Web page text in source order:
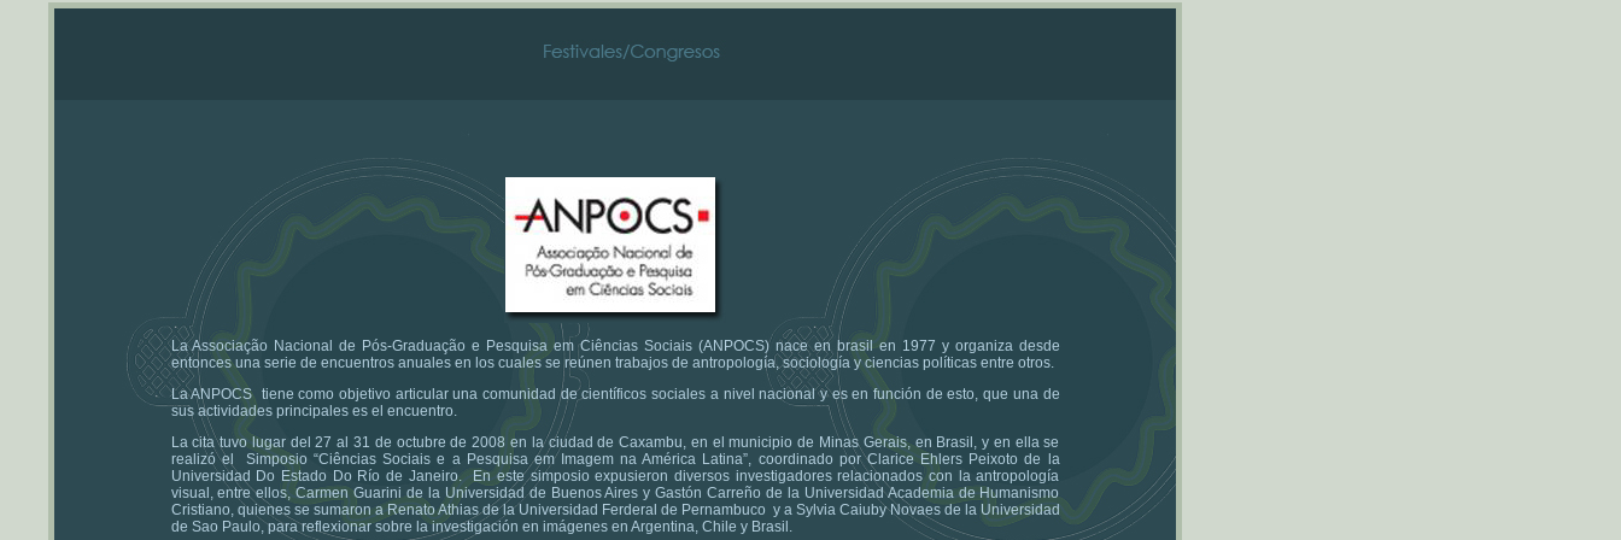
La Associação Nacional de Pós-Graduação e Pesquisa em Ciências Sociais (ANPOCS) nace en brasil en 1977 y organiza desde
entonces una serie de encuentros anuales en los cuales se reúnen trabajos de antropología, sociología y ciencias políticas entre otros.
La ANPOCS tiene como objetivo articular una comunidad de científicos sociales a nivel nacional y es en función de esto, que una de
sus actividades principales es el encuentro.
La cita tuvo lugar del 27 al 31 de octubre de 2008 en la ciudad de Caxambu, en el municipio de Minas Gerais, en Brasil, y en ella se
realizó el Simposio “Ciências Sociais e a Pesquisa em Imagem na América Latina”, coordinado por Clarice Ehlers Peixoto de la
Universidad Do Estado Do Río de Janeiro. En este simposio expusieron diversos investigadores relacionados con la antropología
visual, entre ellos, Carmen Guarini de la Universidad de Buenos Aires y Gastón Carreño de la Universidad Academia de Humanismo
Cristiano, quienes se sumaron a Renato Athias de la Universidad Ferderal de Pernambuco y a Sylvia Caiuby Novaes de la Universidad
de Sao Paulo, para reflexionar sobre la investigación en imágenes en Argentina, Chile y Brasil.